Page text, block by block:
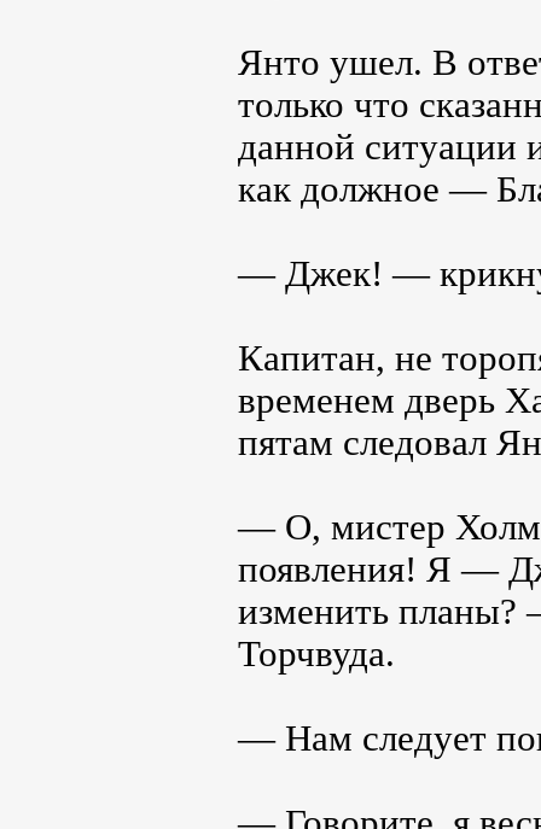
Янто ушел. В
только что
данной ситуации
как должное —
— Джек! —
Капитан, не
временем дверь
пятам следовал
— О, мистер
появления! Я —
изменить планы?
Торчвуда.
— Нам следует